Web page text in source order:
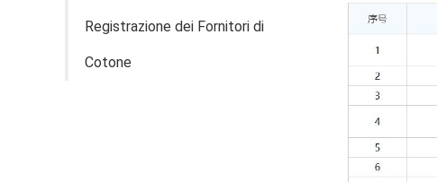
Registrazione dei Fornitori di
Cotone